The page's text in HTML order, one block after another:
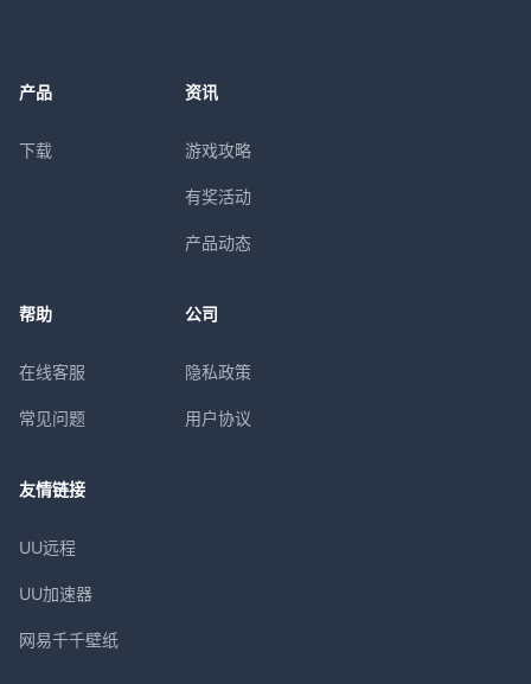
产品
下载
资讯
游戏攻略
有奖活动
产品动态
帮助
在线客服
常见问题
公司
隐私政策
用户协议
友情链接
UU远程
UU加速器
网易千千壁纸